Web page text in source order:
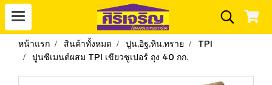
หน้าแรก สินค้าทั้งหมด ปูน,อิฐ,หิน,ทราย
TPI
ปูนซีเมนต์ผสม TPI เขียวซูเปอร์ ถุง 40 กก.